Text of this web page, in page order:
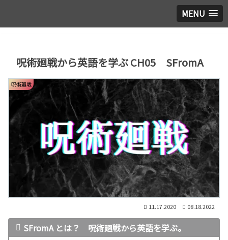
MENU
呪術廻戦から英語を学ぶ CH05 SFromA
呪術廻戦
11.17.2020 08.18.2022
SFromA とは？ 呪術廻戦から英語を学ぶ。